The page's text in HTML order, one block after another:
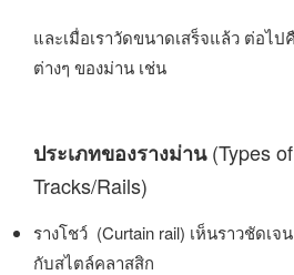
และเมื่อเราวัดขนาดเสร็จแล้ว ต่อไป
ต่างๆ ของม่าน เช่น
ประเภทของรางม่าน(Types
Tracks/Rails)
รางโชว์ (Curtain rail) เห็นราวชัดเ
กับสไตล์คลาสสิก